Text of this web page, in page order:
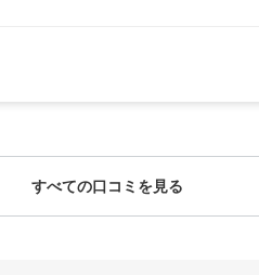
すべての口コミを見る